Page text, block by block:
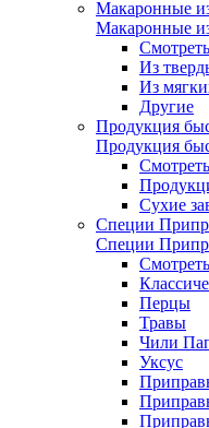
Макаронные
Макаронные
Из
Из
Другие
Продукция
Продукция
Сухие
Специи
Специи
Перцы
Травы
Чили
Уксус